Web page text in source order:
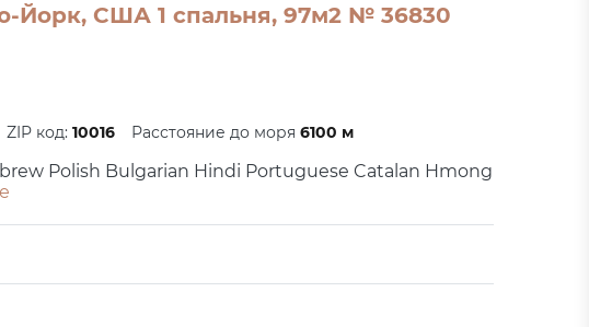
Йорк, США 1 спальня, 97м2 № 36830
ZIP код: 10016 Расстояние до моря 6100 м
Polish Bulgarian Hindi Portuguese Catalan Hmong